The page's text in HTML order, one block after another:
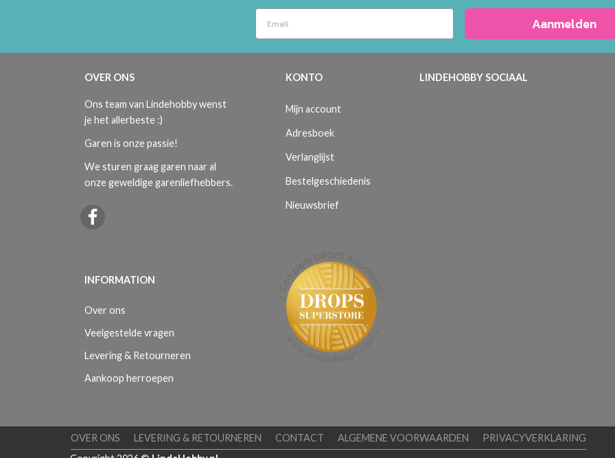
Aanmelden
OVER ONS
Ons team van Lindehobby wenst
je het allerbeste :)
Garen is onze passie!
We sturen graag garen naar al
onze geweldige garenliefhebbers.
INFORMATION
Over ons
Veelgestelde vragen
Levering & Retourneren
Aankoop herroepen
KONTO
Mijn account
Adresboek
Verlanglijst
Bestelgeschiedenis
Nieuwsbrief
LINDEHOBBY SOCIAAL
OVER ONS LEVERING & RETOURNEREN CONTACT ALGEMENE VOORWAARDEN
PRIVACYVERKLARING